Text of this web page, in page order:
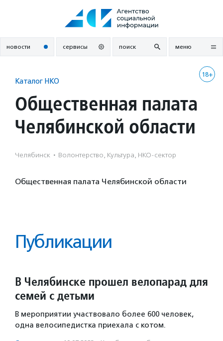
новости сервисы поиск меню
18+
Каталог НКО
Общественная палата
Челябинской области
Челябинск · Волонтерство, Культура, НКО-сектор
Общественная палата Челябинской области
Публикации
В Челябинске прошел велопарад для
семей с детьми
В мероприятии участвовало более 600 человек,
одна велосипедистка приехала с котом.